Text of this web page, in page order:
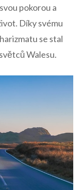
pokorou a
Díky‌ svému
se stal
⁤Walesu.